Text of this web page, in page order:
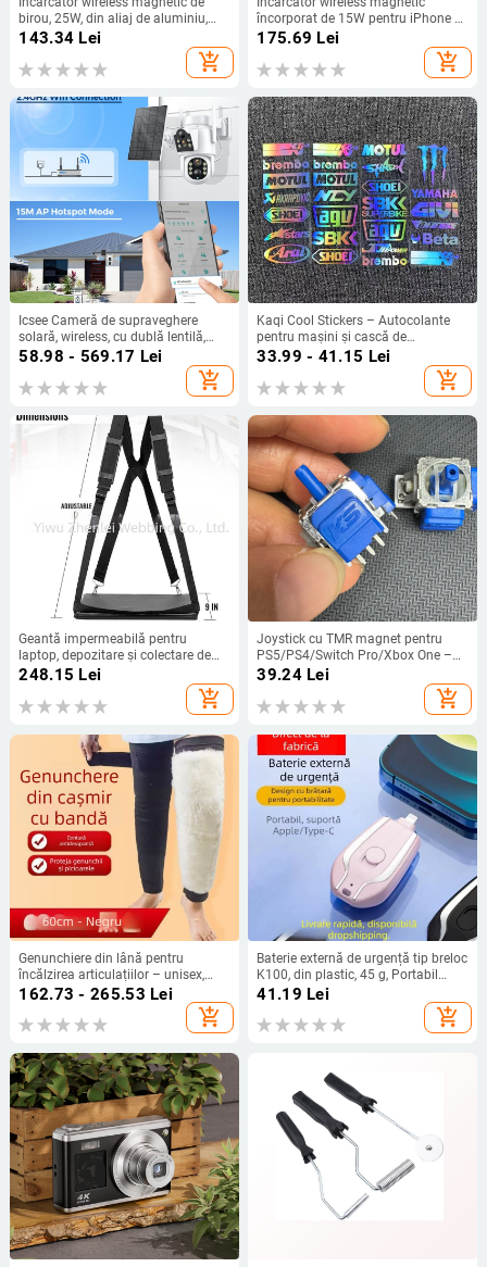
birou, 25W, din aliaj de aluminiu,
încărcare rapidă – potrivit pentru
143.34 Lei
add_shopping_cart
încorporat de 15W pentru iPhone și
Android, QC3.0, 3A, încărcare rapidă
175.69 Lei
add_shopping_cart
Icsee Cameră de supraveghere
solară, wireless, cu dublă lentilă,
360° PTZ, HD vedere nocturnă
58.98 - 569.17 Lei
add_shopping_cart
Kaqi Cool Stickers – Autocolante
pentru mașini și cască de
motocicletă, Laser, impermeabile,
personalizate, decaluri decorative
33.99 - 41.15 Lei
add_shopping_cart
Geantă impermeabilă pentru
laptop, depozitare și colectare de
date în teren, compatibilă cu
248.15 Lei
add_shopping_cart
Joystick cu TMR magnet pentru
PS5/PS4/Switch Pro/Xbox One –
Feedback haptic
39.24Lei
add_shopping_cart
Genunchiere din lână pentru
încălzirea articulațiilor – unisex,
pentru adulți, cu închidere Velcro
162.73 - 265.53 Lei
add_shopping_cart
Baterie externă de urgență tip breloc
K100, din plastic, 45 g, Portabil
pentru exterior
41.19 Lei
add_shopping_cart